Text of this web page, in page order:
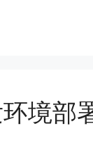
境部